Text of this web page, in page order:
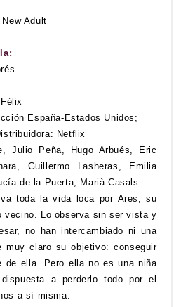
Adult
España-Estados Unidos;
Netflix
Julio Peña, Hugo Arbués, Eric
Guillermo Lasheras, Emilia
de la Puerta, Marià Casals
toda la vida loca por Ares, su
vecino. Lo observa sin ser vista y
no han intercambiado ni una
muy claro su objetivo: conseguir
de ella. Pero ella no es una niña
a perderlo todo por el
a sí misma.